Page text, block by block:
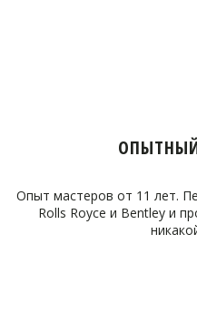
Опыт мастеров от 11 лет.
Rolls Royce и Bentley и